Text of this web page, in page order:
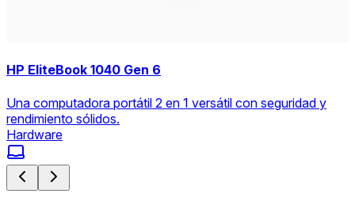
HP EliteBook 1040 Gen 6
Una computadora portátil 2 en 1 versátil con seguridad y
rendimiento sólidos.
Hardware